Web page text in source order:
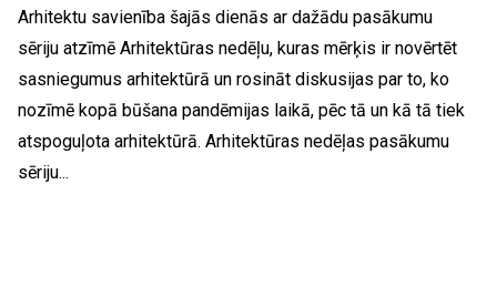
Arhitektu savienība šajās dienās ar dažādu pasākumu
sēriju atzīmē Arhitektūras nedēļu, kuras mērķis ir novērtēt
sasniegumus arhitektūrā un rosināt diskusijas par to, ko
nozīmē kopā būšana pandēmijas laikā, pēc tā un kā tā tiek
atspoguļota arhitektūrā. Arhitektūras nedēļas pasākumu
sēriju...